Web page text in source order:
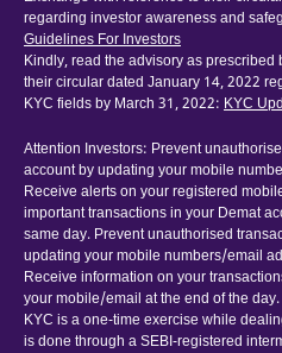
regarding investor awareness and
Guidelines For Investors
Kindly, read the advisory as
their circular dated January 14, 2022
KYC fields by March 31, 2022: KYC
Attention Investors: Prevent
account by updating your mobile
Receive alerts on your registered
important transactions in your Demat
same day. Prevent unauthorised
updating your mobile numbers/email
Receive information on your
your mobile/email at the end of the
KYC is a one-time exercise while
is done through a SEBI-registered